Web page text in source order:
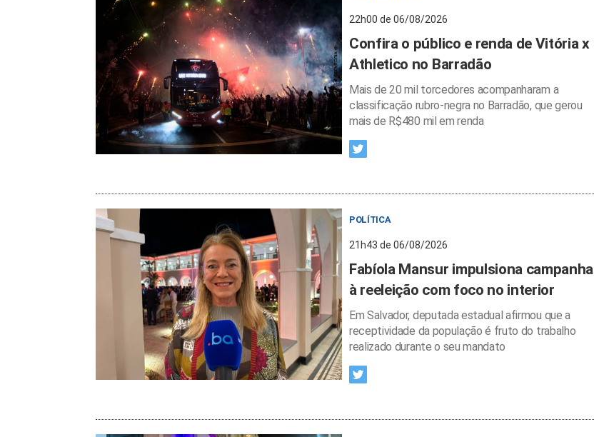
22h00 de 06/08/2026
Confira o público e renda de Vitória x
Athletico no Barradão
Mais de 20 mil torcedores acompanharam a
classificação rubro-negra no Barradão, que gerou
mais de R$480 mil em renda
POLÍTICA
21h43 de 06/08/2026
Fabíola Mansur impulsiona campanha
à reeleição com foco no interior
Em Salvador, deputada estadual afirmou que a
receptividade da população é fruto do trabalho
realizado durante o seu mandato